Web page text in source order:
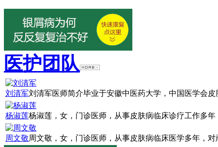
医护团队
刘清军刘清军医师简介毕业于安徽中医药大学，中国医学会
杨淑莲杨淑莲，女，门诊医师，从事皮肤病临床诊疗工作多
周文敬周文敬，女，门诊医师，从事皮肤病临床医学多年，